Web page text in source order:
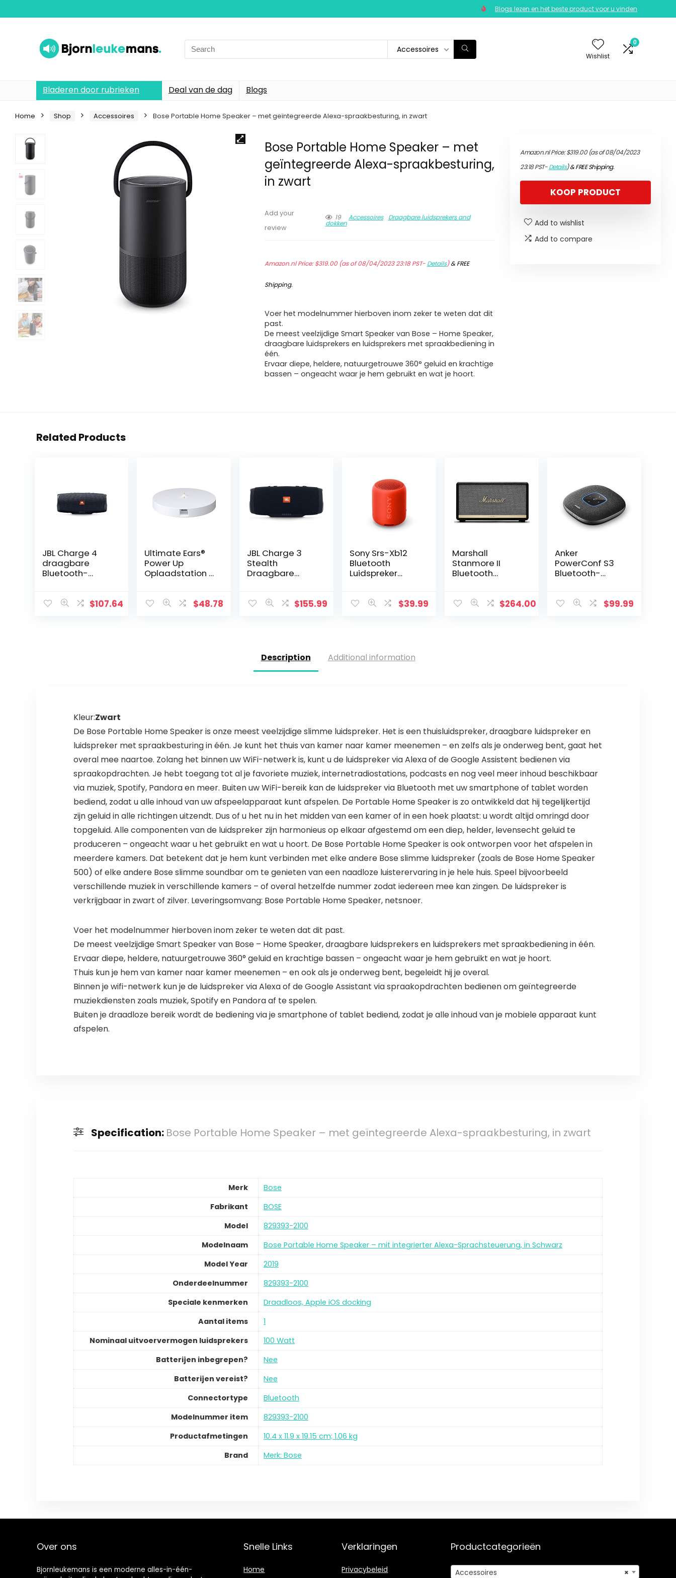
Blogs lezen en het beste product voor u vinden
Search
for:
Accessoires
Wishlist
0
Bladeren door rubrieken Deal van de dag Blogs
Home Shop Accessoires Bose Portable Home Speaker – met geïntegreerde Alexa-spraakbesturing, in zwart
Bose Portable Home Speaker – met
geïntegreerde Alexa-spraakbesturing,
in zwart
Add your
review
19 Accessoires Draagbare luidsprekers and
dokken
Amazon.nl Price:$319.00(as of 08/04/2023 23:18 PST- Details)&FREE
Shipping.
Voer het modelnummer hierboven inom zeker te weten dat dit
past.
De meest veelzijdige Smart Speaker van Bose – Home Speaker,
draagbare luidsprekers en luidsprekers met spraakbediening in
één.
Ervaar diepe, heldere, natuurgetrouwe 360° geluid en krachtige
bassen – ongeacht waar je hem gebruikt en wat je hoort.
Amazon.nl Price:$319.00(as of 08/04/2023
23:18 PST-Details)&FREE Shipping.
KOOP PRODUCT
Add to wishlist
Add to compare
Related Products
JBL Charge 4
draagbare
Bluetooth-
oplaadbare
$107.64
Ultimate Ears®
Power Up
Oplaadstation –
$48.78
JBL Charge 3
Stealth
Draagbare
$155.99
Sony Srs-Xb12
Bluetooth
Luidspreker
Bas,
$39.99
Marshall
Stanmore II
Bluetooth
$264.00
Anker
PowerConf S3
Bluetooth-
geïntegreerde
$99.99
Description Additional information
Kleur:Zwart
De Bose Portable Home Speaker is onze meest veelzijdige slimme luidspreker. Het is een thuisluidspreker, draagbare luidspreker en
luidspreker met spraakbesturing in één. Je kunt het thuis van kamer naar kamer meenemen – en zelfs als je onderweg bent, gaat het
overal mee naartoe. Zolang het binnen uw WiFi-netwerk is, kunt u de luidspreker via Alexa of de Google Assistent bedienen via
spraakopdrachten. Je hebt toegang tot al je favoriete muziek, internetradiostations, podcasts en nog veel meer inhoud beschikbaar
via muziek, Spotify, Pandora en meer. Buiten uw WiFi-bereik kan de luidspreker via Bluetooth met uw smartphone of tablet worden
bediend, zodat u alle inhoud van uw afspeelapparaat kunt afspelen. De Portable Home Speaker is zo ontwikkeld dat hij tegelijkertijd
zijn geluid in alle richtingen uitzendt. Dus of u het nu in het midden van een kamer of in een hoek plaatst: u wordt altijd omringd door
topgeluid. Alle componenten van de luidspreker zijn harmonieus op elkaar afgestemd om een ​​diep, helder, levensecht geluid te
produceren – ongeacht waar u het gebruikt en wat u hoort. De Bose Portable Home Speaker is ook ontworpen voor het afspelen in
meerdere kamers. Dat betekent dat je hem kunt verbinden met elke andere Bose slimme luidspreker (zoals de Bose Home Speaker
500) of elke andere Bose slimme soundbar om te genieten van een naadloze luisterervaring in je hele huis. Speel bijvoorbeeld
verschillende muziek in verschillende kamers – of overal hetzelfde nummer zodat iedereen mee kan zingen. De luidspreker is
verkrijgbaar in zwart of zilver. Leveringsomvang: Bose Portable Home Speaker, netsnoer.
Voer het modelnummer hierboven inom zeker te weten dat dit past.
De meest veelzijdige Smart Speaker van Bose – Home Speaker, draagbare luidsprekers en luidsprekers met spraakbediening in één.
Ervaar diepe, heldere, natuurgetrouwe 360° geluid en krachtige bassen – ongeacht waar je hem gebruikt en wat je hoort.
Thuis kun je hem van kamer naar kamer meenemen – en ook als je onderweg bent, begeleidt hij je overal.
Binnen je wifi-netwerk kun je de luidspreker via Alexa of de Google Assistant via spraakopdrachten bedienen om geïntegreerde
muziekdiensten zoals muziek, Spotify en Pandora af te spelen.
Buiten je draadloze bereik wordt de bediening via je smartphone of tablet bediend, zodat je alle inhoud van je mobiele apparaat kunt
afspelen.
Specification: Bose Portable Home Speaker – met geïntegreerde Alexa-spraakbesturing, in zwart
Merk
Bose
Fabrikant
BOSE
Model
829393-2100
Modelnaam
Bose Portable Home Speaker – mit integrierter Alexa-Sprachsteuerung, in Schwarz
Model Year
2019
Onderdeelnummer
829393-2100
Speciale kenmerken
Draadloos, Apple iOS docking
Aantal items
1
Nominaal uitvoervermogen luidsprekers
100 Watt
Batterijen inbegrepen?
Nee
Batterijen vereist?
Nee
Connectortype
Bluetooth
Modelnummer item
829393-2100
Productafmetingen
10.4 x 11.9 x 19.15 cm; 1.06 kg
Brand
Merk: Bose
Over ons
Bjornleukemans is een moderne alles-in-één-
Snelle Links
Home
Verklaringen
Privacybeleid
Productcategorieën
×
Accessoires